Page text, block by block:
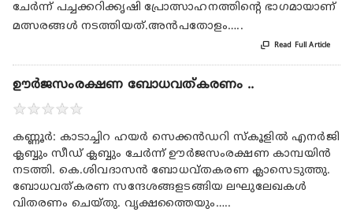
ചേര്‍ന്ന് പച്ചക്കറിക്കൃഷി പ്രോത്സാഹനത്തിന്റെ ഭാഗമായാണ്
മത്സരങ്ങള്‍ നടത്തിയത്.അന്‍പതോളം…..
 Read Full Article
ഊർജസംരക്ഷണ ബോധവത്കരണം ..
★★★★★
കണ്ണൂര്‍: കാടാച്ചിറ ഹയര്‍ സെക്കന്‍ഡറി സ്‌കൂളില്‍ എനര്‍ജി
ക്ലബ്ബും സീഡ് ക്ലബ്ബും ചേര്‍ന്ന് ഊര്‍ജസംരക്ഷണ കാമ്പയിന്‍
നടത്തി. കെ.ശിവദാസന്‍ ബോധവ്തകരണ ക്ലാസെടുത്തു.
ബോധവത്കരണ സന്ദേശങ്ങളടങ്ങിയ ലഘുലേഖകള്‍
വിതരണം ചെയ്തു. വൃക്ഷത്തൈയും…..